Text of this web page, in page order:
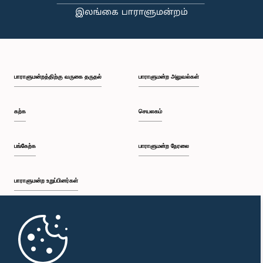
பி.ப. 1:09 - பி.ப. 1:25
பி.ப. 1:34 - பி.ப. 1:46
பி.ப. 1:53 - பி.ப. 2:05
பாராளுமன்றத்திற்கு வருகை தருதல்
கற்க
பங்கேற்க
பாராளுமன்ற உறுப்பினர்கள்
முதற்பக்கம்
பாராளுமன்ற அலுவல்கள்
செயலகம்
பாராளுமன்ற நேரலை